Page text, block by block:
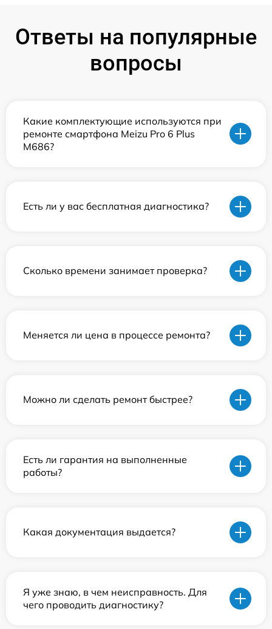
Ответы на популярные
вопросы
Какие комплектующие используются при
ремонте смартфона Meizu Pro 6 Plus
M686?
Есть ли у вас бесплатная диагностика?
Сколько времени занимает проверка?
Меняется ли цена в процессе ремонта?
Можно ли сделать ремонт быстрее?
Есть ли гарантия на выполненные
работы?
Какая документация выдается?
Я уже знаю, в чем неисправность. Для
чего проводить диагностику?